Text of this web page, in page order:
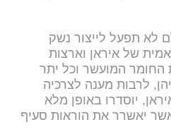
לא תפעל לייצור נשק
של איראן וארצות
החומר המועשר וכל יתר
לרבות מענה לצרכיה
יוסדרו באופן מלא
יאשרר את הוראות סעיף